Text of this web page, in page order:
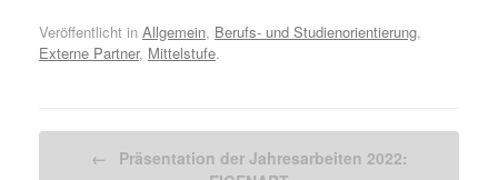
Veröffentlicht in Allgemein, Berufs- und Studienorientierung,
Externe Partner, Mittelstufe.
←
Präsentation der Jahresarbeiten 2022: